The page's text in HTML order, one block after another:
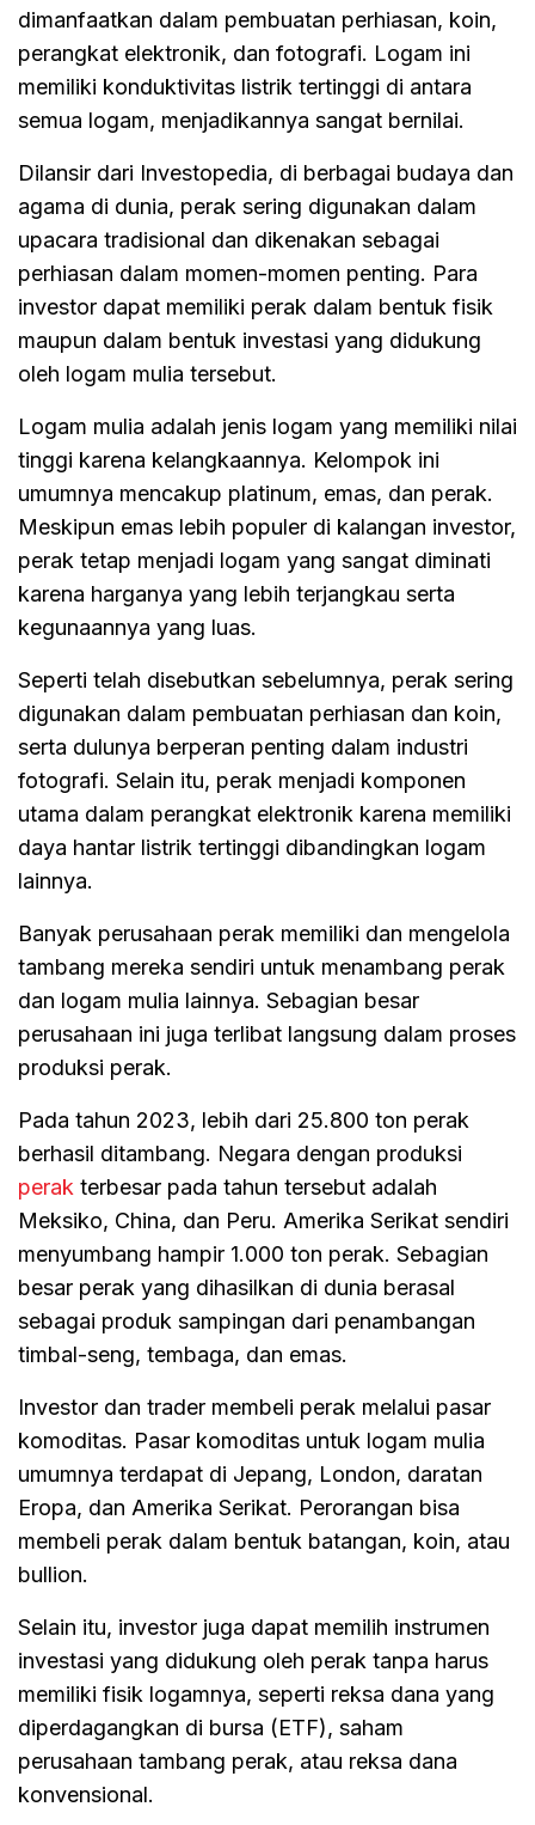
dimanfaatkan dalam pembuatan perhiasan, koin,
perangkat elektronik, dan fotografi. Logam ini
memiliki konduktivitas listrik tertinggi di antara
semua logam, menjadikannya sangat bernilai.
Dilansir dari Investopedia, di berbagai budaya dan
agama di dunia, perak sering digunakan dalam
upacara tradisional dan dikenakan sebagai
perhiasan dalam momen-momen penting. Para
investor dapat memiliki perak dalam bentuk fisik
maupun dalam bentuk investasi yang didukung
oleh logam mulia tersebut.
Logam mulia adalah jenis logam yang memiliki nilai
tinggi karena kelangkaannya. Kelompok ini
umumnya mencakup platinum, emas, dan perak.
Meskipun emas lebih populer di kalangan investor,
perak tetap menjadi logam yang sangat diminati
karena harganya yang lebih terjangkau serta
kegunaannya yang luas.
Seperti telah disebutkan sebelumnya, perak sering
digunakan dalam pembuatan perhiasan dan koin,
serta dulunya berperan penting dalam industri
fotografi. Selain itu, perak menjadi komponen
utama dalam perangkat elektronik karena memiliki
daya hantar listrik tertinggi dibandingkan logam
lainnya.
Banyak perusahaan perak memiliki dan mengelola
tambang mereka sendiri untuk menambang perak
dan logam mulia lainnya. Sebagian besar
perusahaan ini juga terlibat langsung dalam proses
produksi perak.
Pada tahun 2023, lebih dari 25.800 ton perak
berhasil ditambang. Negara dengan produksi
perak terbesar pada tahun tersebut adalah
Meksiko, China, dan Peru. Amerika Serikat sendiri
menyumbang hampir 1.000 ton perak. Sebagian
besar perak yang dihasilkan di dunia berasal
sebagai produk sampingan dari penambangan
timbal-seng, tembaga, dan emas.
Investor dan trader membeli perak melalui pasar
komoditas. Pasar komoditas untuk logam mulia
umumnya terdapat di Jepang, London, daratan
Eropa, dan Amerika Serikat. Perorangan bisa
membeli perak dalam bentuk batangan, koin, atau
bullion.
Selain itu, investor juga dapat memilih instrumen
investasi yang didukung oleh perak tanpa harus
memiliki fisik logamnya, seperti reksa dana yang
diperdagangkan di bursa (ETF), saham
perusahaan tambang perak, atau reksa dana
konvensional.